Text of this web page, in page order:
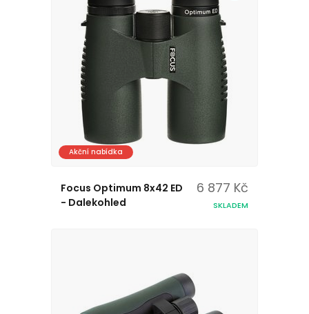
Akční nabídka
Focus Optimum 8x42 ED
- Dalekohled
6 877 Kč
SKLADEM